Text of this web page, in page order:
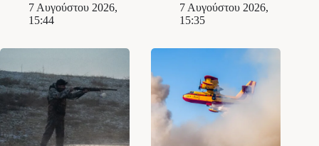
7 Αυγούστου 2026,
15:44
7 Αυγούστου 2026,
15:35